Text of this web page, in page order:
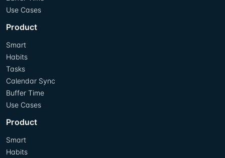
Use Cases
Product
Smart
Habits
Tasks
Calendar Sync
Buffer Time
Use Cases
Product
Smart
Habits